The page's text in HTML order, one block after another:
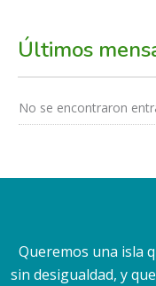
Últimos
No se encontraron
Queremos una isla
sin desigualdad, y